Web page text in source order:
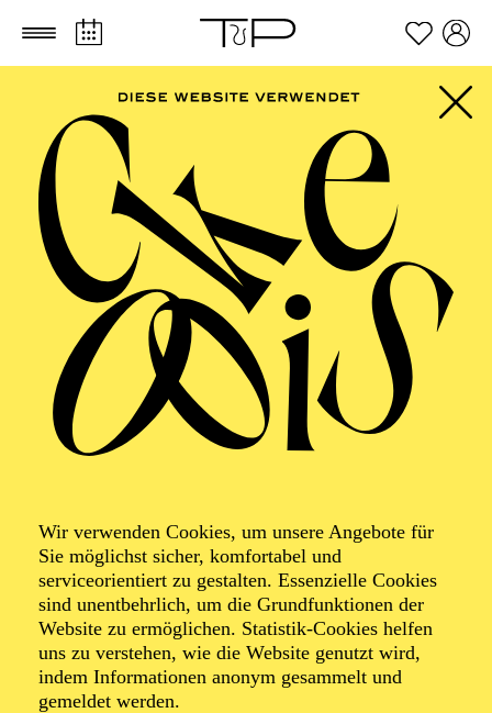
Zum Hauptinhalt springen Zum Footer springen
Wir verwenden Cookies, um unsere Angebote für
Sie möglichst sicher, komfortabel und
serviceorientiert zu gestalten. Essenzielle Cookies
sind unentbehrlich, um die Grundfunktionen der
Website zu ermöglichen. Statistik-Cookies helfen
uns zu verstehen, wie die Website genutzt wird,
indem Informationen anonym gesammelt und
gemeldet werden.
SCHAUSPIEL ESSEN
Dornröschen
In der Bühnenfassung „Rose mit Dornen“
von Charles Way
TERMINE